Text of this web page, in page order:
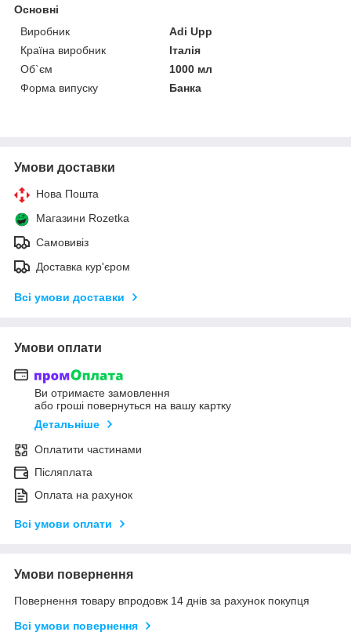
Основні
Виробник
Adi Upp
Країна виробник
Італія
Об`єм
1000 мл
Форма випуску
Банка
Умови доставки
Нова Пошта
Магазини Rozetka
Самовивіз
Доставка кур'єром
Всі умови доставки
Умови оплати
Ви отримаєте замовлення
або гроші повернуться на вашу картку
Детальніше
Оплатити частинами
Післяплата
Оплата на рахунок
Всі умови оплати
Умови повернення
Повернення товару впродовж 14 днів за рахунок покупця
Всі умови повернення